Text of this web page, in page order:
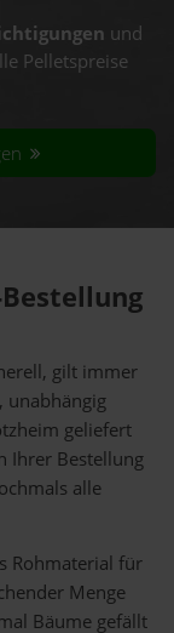
und
Pelletspreise
gilt immer
unabhängig
geliefert
Ihrer Bestellung
alle
Rohmaterial für
Menge
Bäume gefällt